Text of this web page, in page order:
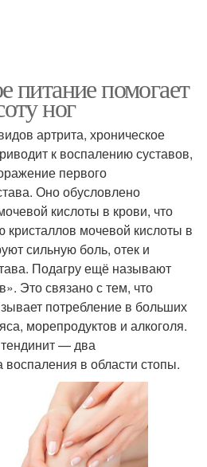
питание помогает
ног
артрита, хроническое
к воспалению суставов,
первого
Оно обусловлено
кислоты в крови, что
кристаллов мочевой кислоты в
сильную боль, отек и
Подагру ещё называют
Это связано с тем, что
потребление в больших
морепродуктов и алкоголя.
— два
в области стопы.